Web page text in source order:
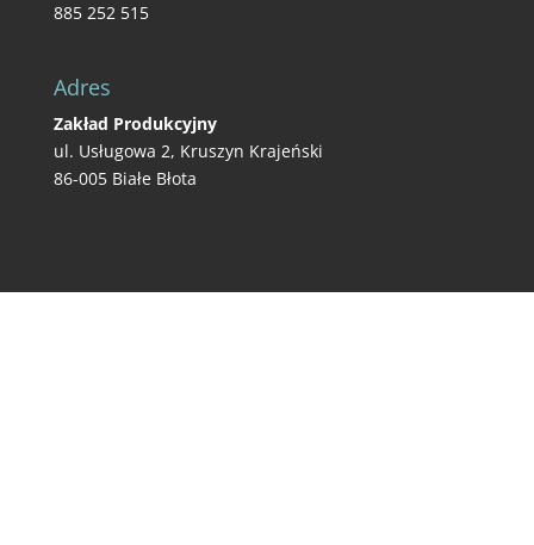
885 252 515
Adres
Zakład Produkcyjny
ul. Usługowa 2, Kruszyn Krajeński
86-005 Białe Błota